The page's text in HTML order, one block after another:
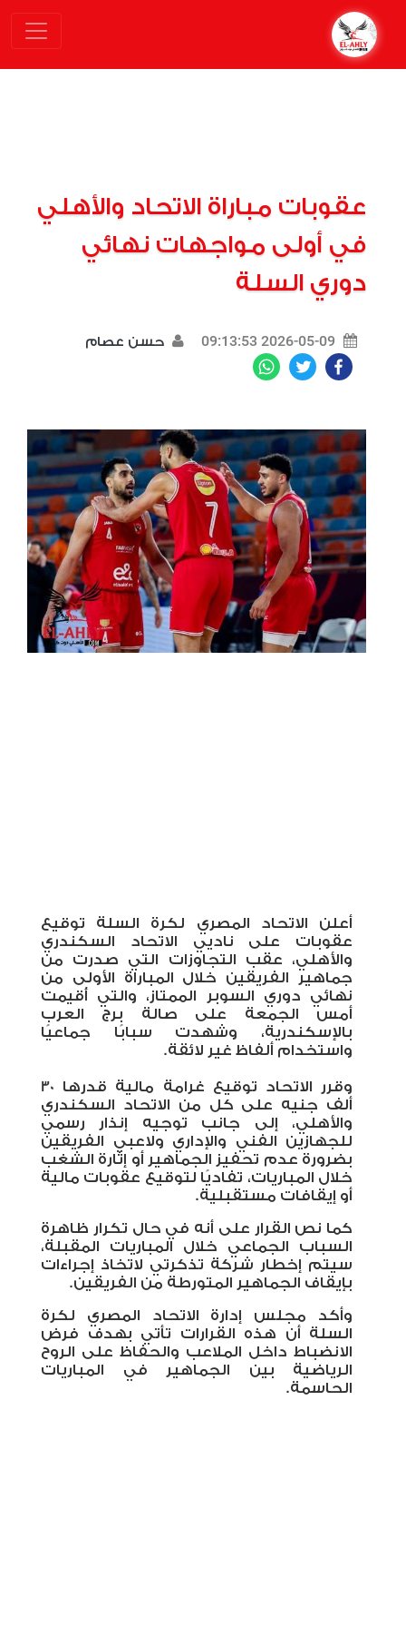
عقوبات مباراة الاتحاد والأهلي
في أولى مواجهات نهائي
دوري السلة
2026-05-09 09:13:53 حسن عصام
Facebook
Twitter
أعلن الاتحاد المصري لكرة السلة توقيع
عقوبات على ناديي الاتحاد السكندري
والأهلي، عقب التجاوزات التي صدرت من
جماهير الفريقين خلال المباراة الأولى من
نهائي دوري السوبر الممتاز، والتي أُقيمت
أمس الجمعة على صالة برج العرب
بالإسكندرية، وشهدت سبابًا جماعيًا
واستخدام ألفاظ غير لائقة.
وقرر الاتحاد توقيع غرامة مالية قدرها 30
ألف جنيه على كل من الاتحاد السكندري
والأهلي، إلى جانب توجيه إنذار رسمي
للجهازين الفني والإداري ولاعبي الفريقين
بضرورة عدم تحفيز الجماهير أو إثارة الشغب
خلال المباريات، تفاديًا لتوقيع عقوبات مالية
أو إيقافات مستقبلية.
كما نص القرار على أنه في حال تكرار ظاهرة
السباب الجماعي خلال المباريات المقبلة،
سيتم إخطار شركة تذكرتي لاتخاذ إجراءات
بإيقاف الجماهير المتورطة من الفريقين.
وأكد مجلس إدارة الاتحاد المصري لكرة
السلة أن هذه القرارات تأتي بهدف فرض
الانضباط داخل الملاعب والحفاظ على الروح
الرياضية بين الجماهير في المباريات
الحاسمة.